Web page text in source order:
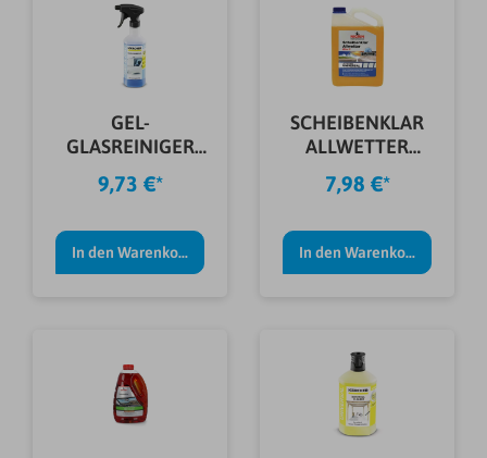
GEL-
GLASREINIGER
3IN1 0,5L
9,73 €*
In den Warenkorb
SCHEIBENKLAR
ALLWETTER
NIGRIN -11°C 3L
7,98 €*
In den Warenkorb